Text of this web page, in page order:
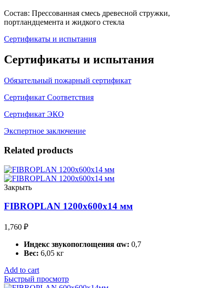
Состав: Прессованная смесь древесной стружки,
портландцемента и жидкого стекла
Сертификаты и испытания
Сертификаты и испытания
Обязательный пожарный сертификат
Сертификат Соответствия
Сертификат ЭКО
Экспертное заключение
Related products
Закрыть
FIBROPLAN 1200х600х14 мм
1,760 ₽
Индекс звукопоглощения αw: 0,7
Вес: 6,05 кг
Add to cart
Быстрый просмотр